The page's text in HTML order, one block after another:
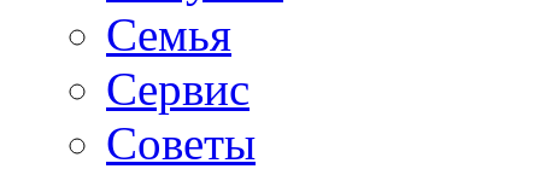
Семья
Сервис
Советы